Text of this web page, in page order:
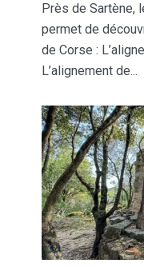
Près de Sartène,
permet de
de Corse :
L’alignement de...